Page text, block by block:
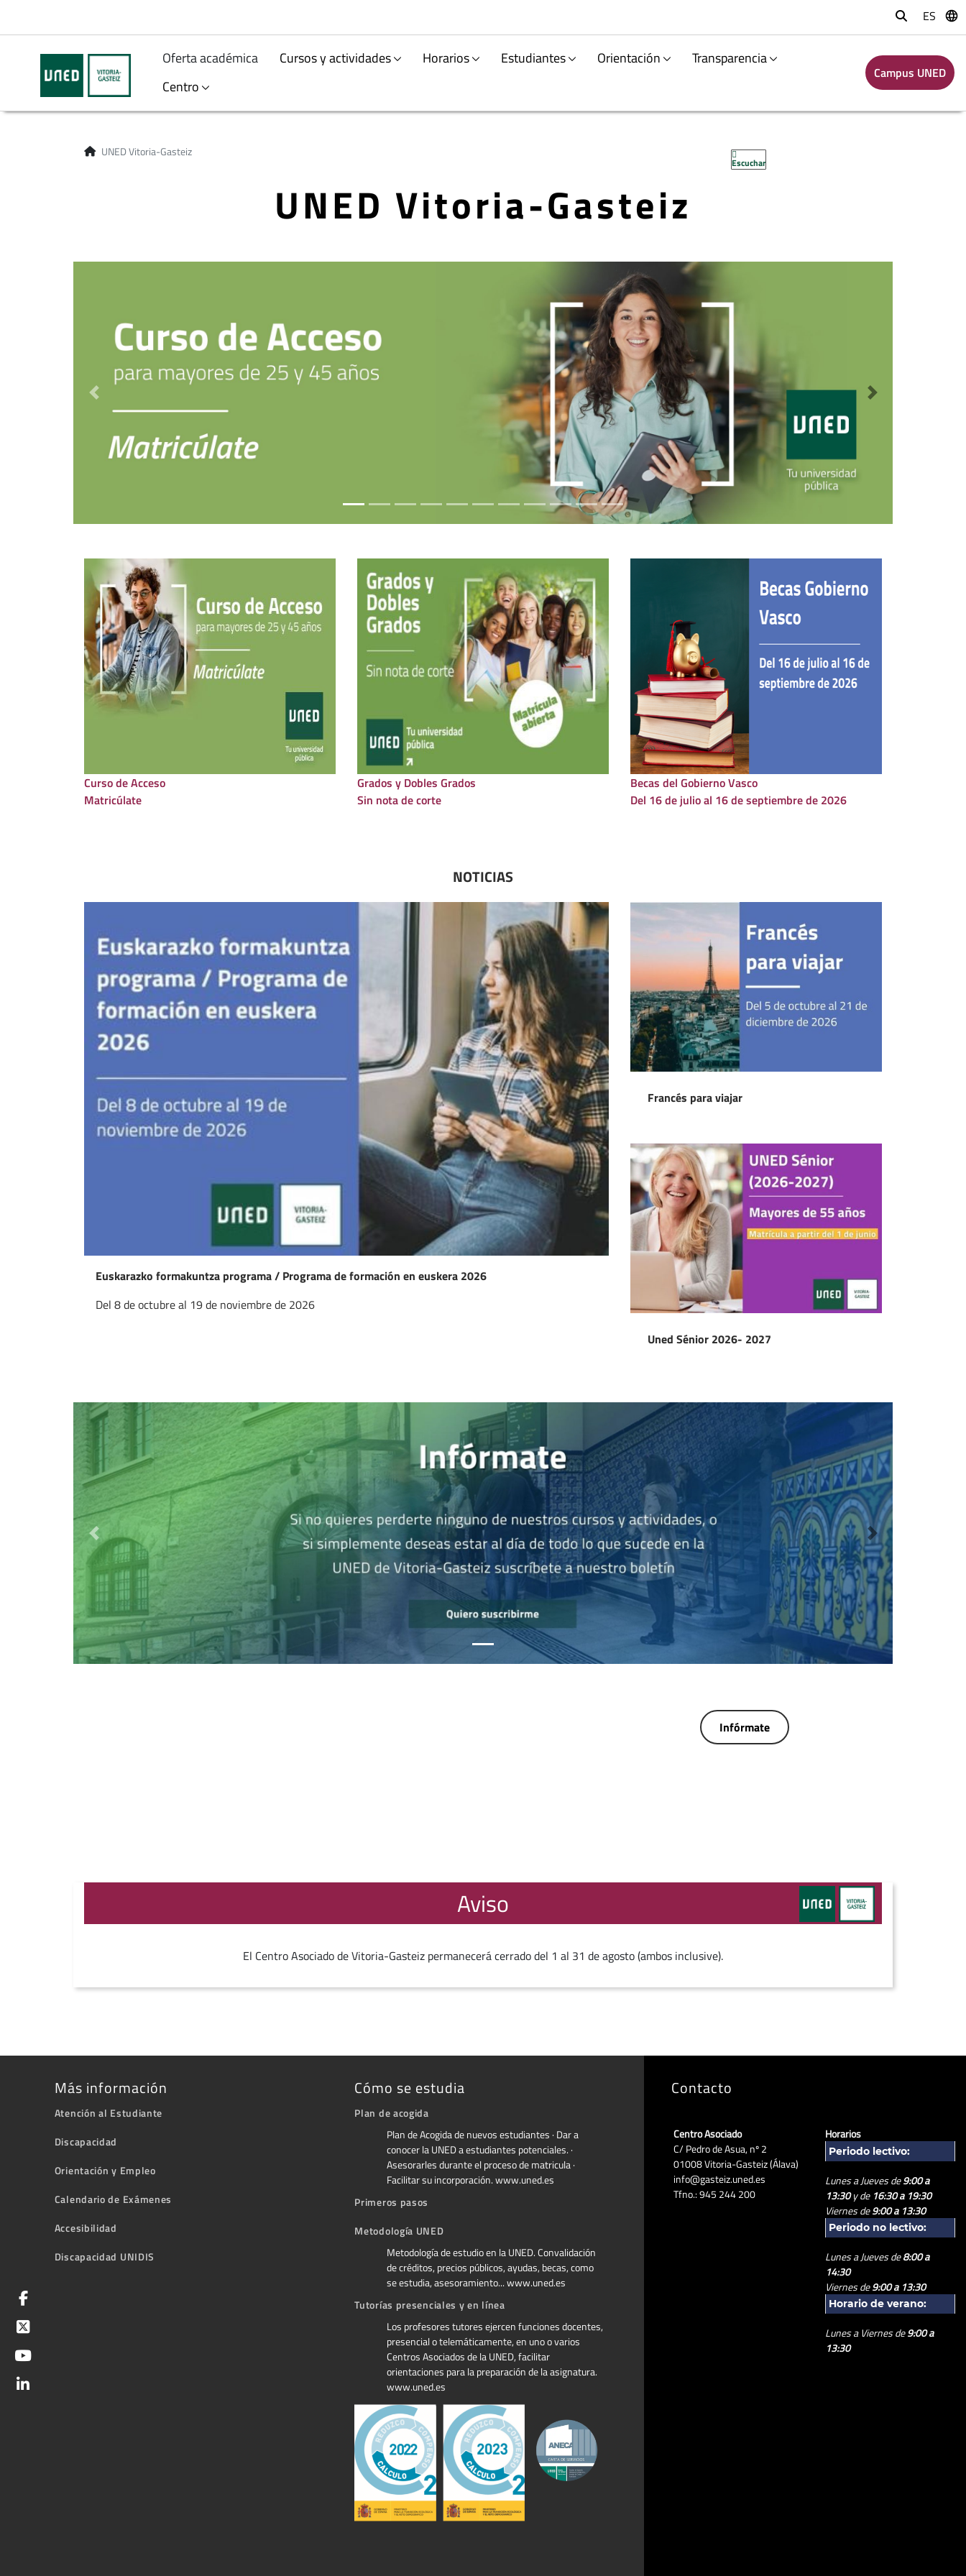
Buscar
ES
Oferta académica Cursos y actividades Horarios Estudiantes Orientación
Transparencia
Centro
Campus UNED
UNED Vitoria-Gasteiz
Escuchar
UNED Vitoria-Gasteiz
Destacado anterior Siguiente
Curso de Acceso
Matricúlate
Grados y Dobles Grados
Sin nota de corte
Becas del Gobierno Vasco
Del 16 de julio al 16 de septiembre de 2026
NOTICIAS
Euskarazko formakuntza programa / Programa de formación en euskera 2026
Del 8 de octubre al 19 de noviembre de 2026
Francés para viajar
Uned Sénior 2026- 2027
Destacado anterior Siguiente
Infórmate
Aviso
El Centro Asociado de Vitoria-Gasteiz permanecerá cerrado del 1 al 31 de agosto (ambos inclusive).
Más información
Atención al Estudiante
Discapacidad
Orientación y Empleo
Calendario de Exámenes
Accesibilidad
Discapacidad UNIDIS
Cómo se estudia
Plan de acogida
Plan de Acogida de nuevos estudiantes · Dar a
conocer la UNED a estudiantes potenciales. ·
Asesorarles durante el proceso de matricula ·
Facilitar su incorporación. www.uned.es
Primeros pasos
Metodología UNED
Metodología de estudio en la UNED. Convalidación
de créditos, precios públicos, ayudas, becas, como
se estudia, asesoramiento... www.uned.es
Tutorías presenciales y en línea
Los profesores tutores ejercen funciones docentes,
presencial o telemáticamente, en uno o varios
Centros Asociados de la UNED, facilitar
orientaciones para la preparación de la asignatura.
www.uned.es
Contacto
Centro Asociado
C/ Pedro de Asua, nº 2
01008 Vitoria-Gasteiz (Álava)
info@gasteiz.uned.es
Tfno.: 945 244 200
Horarios
Periodo lectivo:
Lunes a Jueves de9:00 a
13:30y de 16:30 a 19:30
Viernes de9:00 a 13:30
Periodo no lectivo:
Lunes a Jueves de8:00 a
14:30
Viernes de9:00 a 13:30
Horario de verano:
Lunes a Viernes de9:00 a
13:30